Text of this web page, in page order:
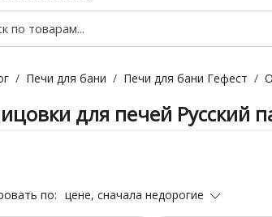
/ Печи для бани / Печи для бани Гефест /
для печей Русский
по: цене, сначала недорогие